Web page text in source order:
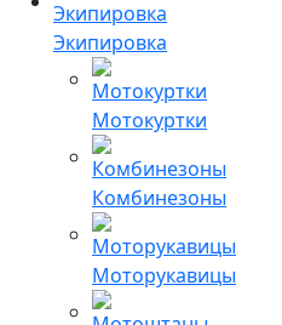
Экипировка
Мотокуртки
Комбинезоны
Моторукавицы